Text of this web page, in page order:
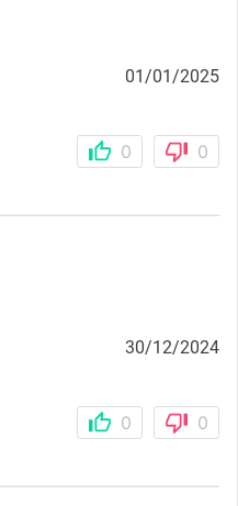
01/01/2025
0 0
30/12/2024
0 0